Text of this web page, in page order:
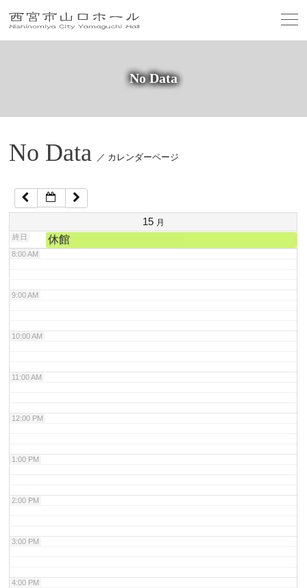
No Data
No Data ／ カレンダーページ
15 月
終日 休館
7:00 AM
8:00 AM
9:00 AM
10:00 AM
11:00 AM
12:00 PM
1:00 PM
2:00 PM
3:00 PM
4:00 PM